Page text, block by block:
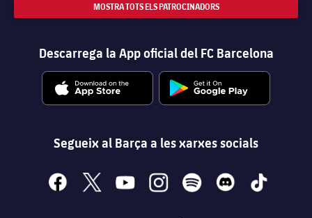
MOSTRA TOTS ELS PATROCINADORS
Descarrega la App oficial del FC Barcelona
Segueix al Barça a les xarxes socials
facebook
x youtubeinstagramspotify discord tiktok